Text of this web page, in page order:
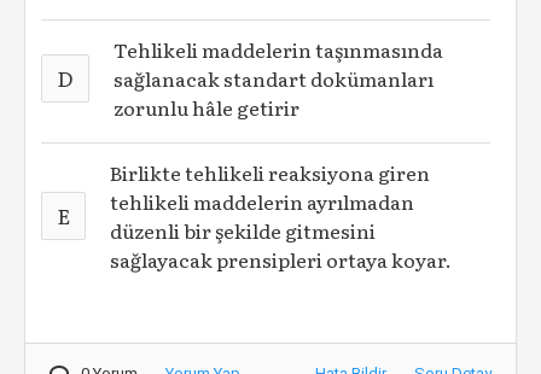
D
Tehlikeli maddelerin taşınmasında
sağlanacak standart dokümanları
zorunlu hâle getirir
E
Birlikte tehlikeli reaksiyona giren
tehlikeli maddelerin ayrılmadan
düzenli bir şekilde gitmesini
sağlayacak prensipleri ortaya koyar.